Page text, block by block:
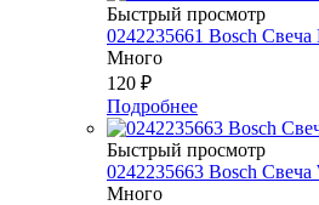
Быстрый просмотр
0242235661 Bosch
Много
120 ₽
Подробнее
Быстрый просмотр
0242235663 Bosch
Много